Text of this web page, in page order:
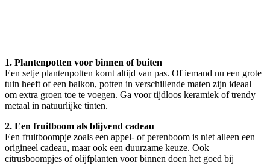
1. Plantenpotten voor binnen of buiten
Een setje plantenpotten komt altijd van pas. Of iemand nu een grote
tuin heeft of een balkon, potten in verschillende maten zijn ideaal
om extra groen toe te voegen. Ga voor tijdloos keramiek of trendy
metaal in natuurlijke tinten.
2. Een fruitboom als blijvend cadeau
Een fruitboompje zoals een appel- of perenboom is niet alleen een
origineel cadeau, maar ook een duurzame keuze. Ook
citrusboompjes of olijfplanten voor binnen doen het goed bij